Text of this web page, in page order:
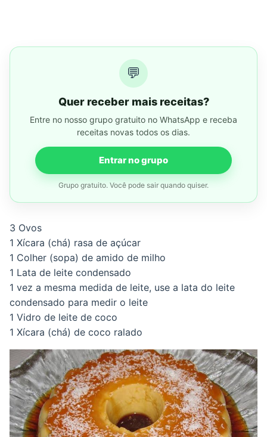
💬
Quer receber mais receitas?
Entre no nosso grupo gratuito no WhatsApp e receba
receitas novas todos os dias.
Entrar no grupo
Grupo gratuito. Você pode sair quando quiser.
3 Ovos
1 Xícara (chá) rasa de açúcar
1 Colher (sopa) de amido de milho
1 Lata de leite condensado
1 vez a mesma medida de leite, use a lata do leite
condensado para medir o leite
1 Vidro de leite de coco
1 Xícara (chá) de coco ralado